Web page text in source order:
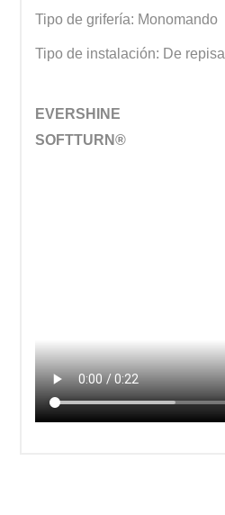
Tipo de grifería: Monomando
Tipo de instalación: De repisa
EVERSHINE
SOFTTURN®